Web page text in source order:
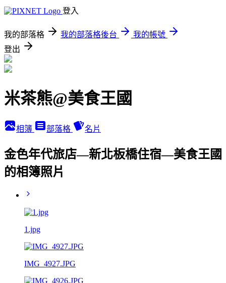
登入
我的部落格 我的部落格後台
我的帳號
登出
米茶熊@美食王國
相簿 部落格 名片
金色年代旅店—新北板橋住宿—美食王國
的相簿照片
1.jpg
IMG_4927.JPG